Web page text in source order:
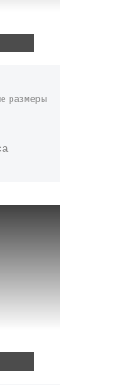
размеры